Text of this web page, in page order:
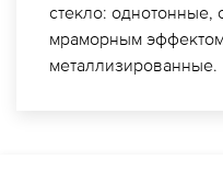
стекло: однотонные,
мраморным
металлизированные.